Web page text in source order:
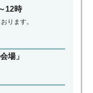
12時
ります。
場」